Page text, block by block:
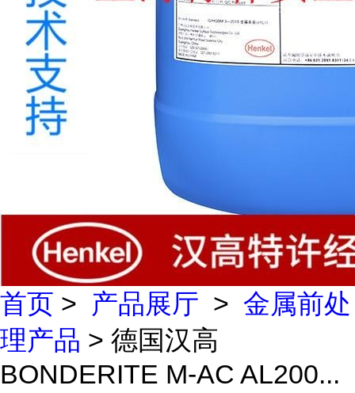
首页 > 产品展厅 > 金属前处
理产品 > 德国汉高
BONDERITE M-AC AL200...